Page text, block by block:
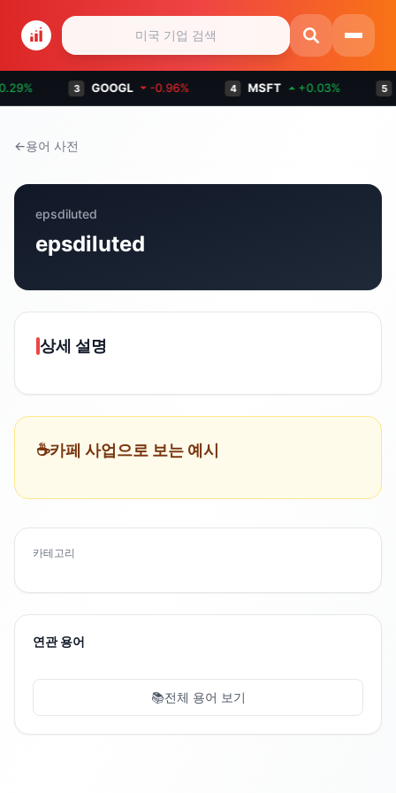
% 3 GOOGL ⏷-0.96% 4 MSFT ⏶+0.03% 5
←용어 사전
epsdiluted
epsdiluted
상세 설명
☕️카페 사업으로 보는 예시
카테고리
연관 용어
📚전체 용어 보기